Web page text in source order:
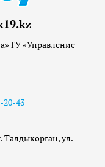
ГУ «Управление
20-43
Талдыкорган, ул.